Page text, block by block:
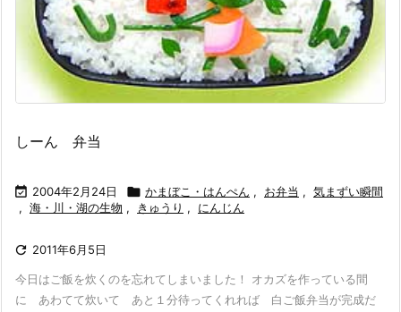
しーん 弁当
 2004年2月24日  かまぼこ・はんぺん , お弁当 , 気まずい瞬間
, 海・川・湖の生物 , きゅうり , にんじん
 2011年6月5日
今日はご飯を炊くのを忘れてしまいました！ オカズを作っている間
に あわてて炊いて あと１分待ってくれれば 白ご飯弁当が完成だ